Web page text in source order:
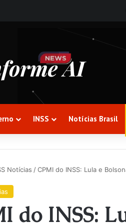
INSS Notícias Brasil
Notícias /CPMI do INSS: Lula e
do INSS: